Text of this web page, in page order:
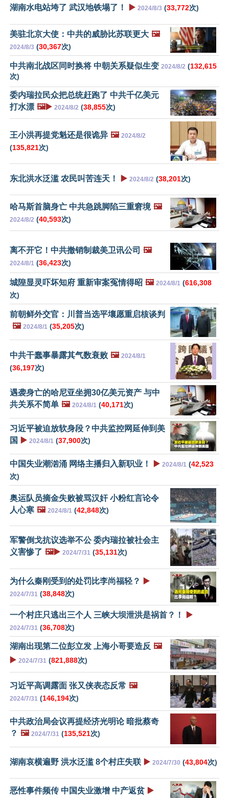
湖南水电站垮了 武汉地铁塌了！ ▶️ 2024/8/3 (33,772次)
美驻北京大使：中共的威胁比苏联更大 🖼️
2024/8/3 (30,367次)
中共南北战区同时换将 中朝关系疑似生变 2024/8/2 (132,615
次)
委内瑞拉民众把总统赶跑了 中共千亿美元
打水漂 🖼️▶️ 2024/8/2 (38,855次)
王小洪再提党魁还是很诡异 🖼️ 2024/8/2
(135,821次)
东北洪水泛滥 农民叫苦连天！ ▶️ 2024/8/2 (38,201次)
哈马斯首脑身亡 中共急跳脚陷三重窘境 🖼️
2024/8/2 (40,593次)
离不开它！中共撤销制裁美卫讯公司 🖼️
2024/8/1 (36,423次)
城隍显灵吓坏知府 重新审案冤情得昭 🖼️ 2024/8/1 (616,308
次)
前朝鲜外交官：川普当选平壤愿重启核谈判
🖼️ 2024/8/1 (35,205次)
中共干蠢事暴露其气数衰败 🖼️ 2024/8/1
(36,197次)
遇袭身亡的哈尼亚坐拥30亿美元资产 与中
共关系不简单 🖼️ 2024/8/1 (40,171次)
习近平被迫放软身段？中共监控网延伸到美
国 ▶️ 2024/8/1 (37,900次)
中国失业潮汹涌 网络主播归入新职业！ ▶️ 2024/8/1 (42,523
次)
奥运队员摘金失败被骂汉奸 小粉红言论令
人心寒 🖼️ 2024/8/1 (42,848次)
军警倒戈抗议选举不公 委内瑞拉被社会主
义害惨了 🖼️▶️ 2024/7/31 (35,131次)
为什么秦刚受到的处罚比李尚福轻？ ▶️
2024/7/31 (38,848次)
一个村庄只逃出三个人 三峡大坝泄洪是祸首？！ ▶️
2024/7/31 (36,708次)
湖南出现第二位彭立发 上海小哥要造反 🖼️
▶️ 2024/7/31 (821,888次)
习近平高调露面 张又侠表态反常 🖼️
2024/7/31 (146,194次)
中共政治局会议再提经济光明论 暗批蔡奇
？ 🖼️ 2024/7/31 (135,521次)
湖南哀横遍野 洪水泛滥 8个村庄失联 ▶️ 2024/7/30 (43,804次)
恶性事件频传 中国失业激增 中产返贫 ▶️